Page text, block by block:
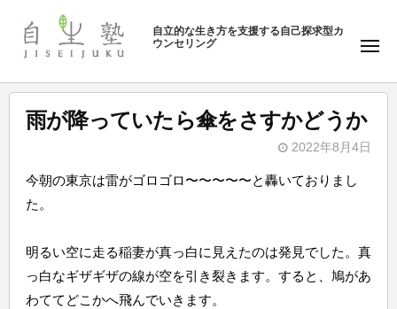
ン
自
塾
自立的な生き方を支援する自己探求型カ
ウンセリング
メ
ュ
ー
雨が降っていたら傘をさすかどうか
2022年8月4日
自
塾
今朝の東京は雷がゴロゴロ〜〜〜〜〜と轟いておりまし
た。
明るい空に走る稲妻が真っ白に見えたのは発見でした。真
っ白なギザギザの線が空を引き裂きます。すると、鳩があ
わててどこかへ飛んでいきます。